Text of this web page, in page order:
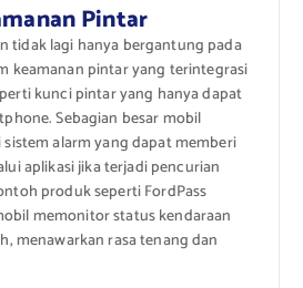
Pintar
tidak lagi hanya bergantung pada
keamanan pintar yang terintegrasi
kunci pintar yang hanya dapat
Sebagian besar mobil
alarm yang dapat memberi
aplikasi jika terjadi pencurian
produk seperti FordPass
memonitor status kendaraan
menawarkan rasa tenang dan